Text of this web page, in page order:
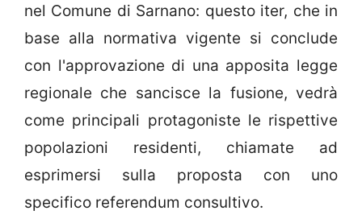
nel Comune di Sarnano: questo iter, che in
base alla normativa vigente si conclude
con l'approvazione di una apposita legge
regionale che sancisce la fusione, vedrà
come principali protagoniste le rispettive
popolazioni residenti, chiamate ad
esprimersi sulla proposta con uno
specifico referendum consultivo.